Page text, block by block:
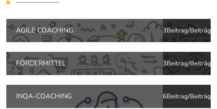
AGILE COACHING 3Beitrag/Beiträge
FÖRDERMITTEL 3Beitrag/Beiträge
INQA-COACHING 6Beitrag/Beiträge